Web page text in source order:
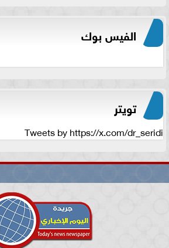
الفيس بوك
تويتر
Tweets by https://x.com/dr_seridi